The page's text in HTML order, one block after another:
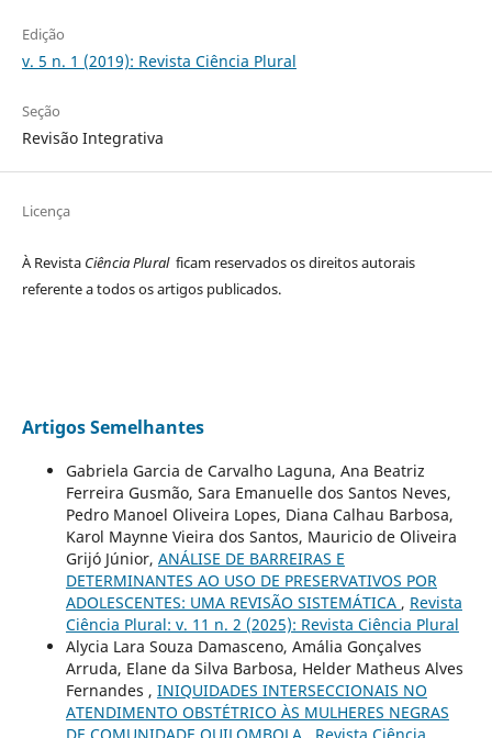
Edição
v. 5 n. 1 (2019): Revista Ciência Plural
Seção
Revisão Integrativa
Licença
À Revista Ciência Plural ficam reservados os direitos autorais
referente a todos os artigos publicados.
Artigos Semelhantes
Gabriela Garcia de Carvalho Laguna, Ana Beatriz
Ferreira Gusmão, Sara Emanuelle dos Santos Neves,
Pedro Manoel Oliveira Lopes, Diana Calhau Barbosa,
Karol Maynne Vieira dos Santos, Mauricio de Oliveira
Grijó Júnior, ANÁLISE DE BARREIRAS E
DETERMINANTES AO USO DE PRESERVATIVOS POR
ADOLESCENTES: UMA REVISÃO SISTEMÁTICA , Revista
Ciência Plural: v. 11 n. 2 (2025): Revista Ciência Plural
Alycia Lara Souza Damasceno, Amália Gonçalves
Arruda, Elane da Silva Barbosa, Helder Matheus Alves
Fernandes , INIQUIDADES INTERSECCIONAIS NO
ATENDIMENTO OBSTÉTRICO ÀS MULHERES NEGRAS